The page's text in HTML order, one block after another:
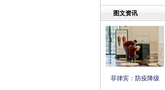
图文资讯
菲律宾：防疫降级